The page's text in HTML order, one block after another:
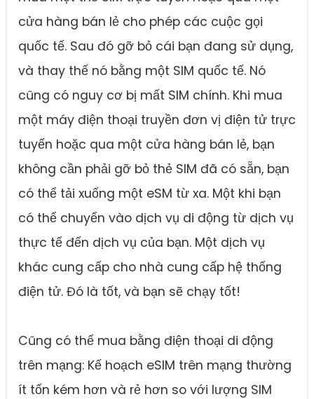
cửa hàng bán lẻ cho phép các cuộc gọi
quốc tế. Sau đó gỡ bỏ cái bạn đang sử dụng,
và thay thế nó bằng một SIM quốc tế. Nó
cũng có nguy cơ bị mất SIM chính. Khi mua
một máy điện thoại truyền đơn vị điện tử trực
tuyến hoặc qua một cửa hàng bán lẻ, bạn
không cần phải gỡ bỏ thẻ SIM đã có sẵn, bạn
có thể tải xuống một eSM từ xa. Một khi bạn
có thể chuyển vào dịch vụ di động từ dịch vụ
thực tế đến dịch vụ của bạn. Một dịch vụ
khác cung cấp cho nhà cung cấp hệ thống
điện tử. Đó là tốt, và bạn sẽ chạy tốt!
Cũng có thể mua bằng điện thoại di động
trên mạng: Kế hoạch eSIM trên mạng thường
ít tốn kém hơn và rẻ hơn so với lượng SIM